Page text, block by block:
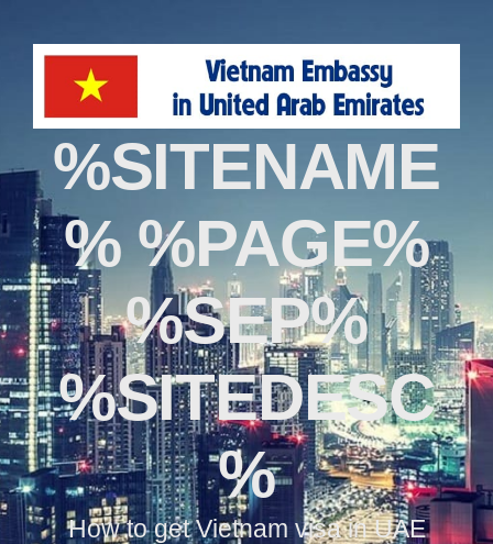
%SITENAME
% %PAGE%
%SEP%
%SITEDESC
%
How to get Vietnam visa in UAE